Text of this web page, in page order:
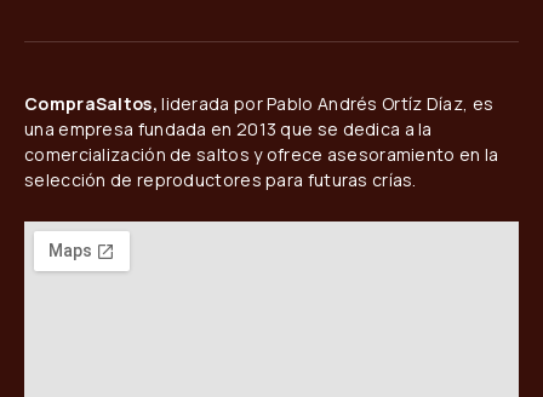
CompraSaltos, liderada por Pablo Andrés Ortíz Díaz, es
una empresa fundada en 2013 que se dedica a la
comercialización de saltos y ofrece asesoramiento en la
selección de reproductores para futuras crías.